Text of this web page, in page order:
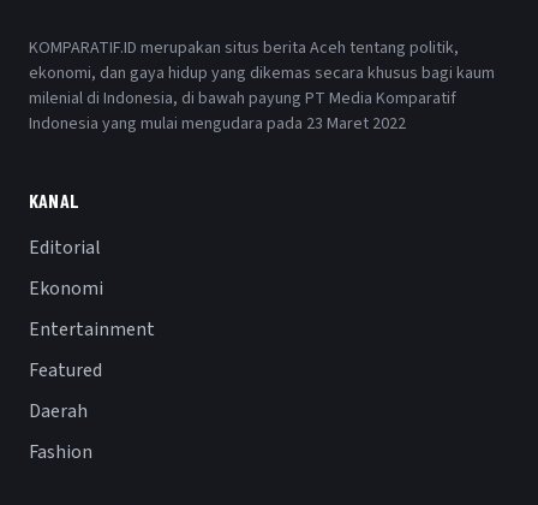
KOMPARATIF.ID merupakan situs berita Aceh tentang politik,
ekonomi, dan gaya hidup yang dikemas secara khusus bagi kaum
milenial di Indonesia, di bawah payung PT Media Komparatif
Indonesia yang mulai mengudara pada 23 Maret 2022
KANAL
Editorial
Ekonomi
Entertainment
Featured
Daerah
Fashion